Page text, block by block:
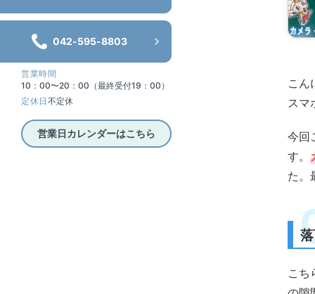
042-595-8803
営業時間
10：00〜20：00（最終受付19：00）
定休日 不定休
営業日カレンダーはこちら
こん
スマ
今回
す。
た。
こち